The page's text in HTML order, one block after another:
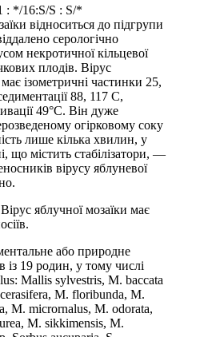
: */16:S/S : S/*
відноситься до підгрупи
серологічно
некротичної кільцевої
плодів. Вірус
ізометричні частинки 25,
88, 117 С,
49°С. Він дуже
огірковому соку
лише кілька хвилин, у
що містить стабілізатори, —
вірусу яблуневої
яблучної мозаїки має
або природне
із 19 родин, у тому числі
Mallis sylvestris, M. baccata
M. floribunda, M.
M. micrornalus, M. odorata,
M. sikkimensis, M.